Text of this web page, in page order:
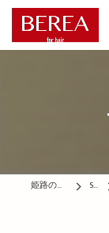
姫路の美容院はBEREA STAFF